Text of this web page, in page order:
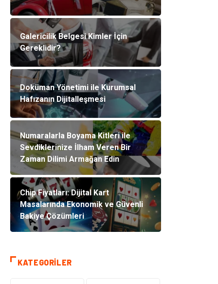
Galericilik Belgesi Kimler İçin
Gereklidir?
Doküman Yönetimi ile Kurumsal
Hafızanın Dijitalleşmesi
Numaralarla Boyama Kitleri ile
Sevdiklerinize İlham Veren Bir
Zaman Dilimi Armağan Edin
Chip Fiyatları: Dijital Kart
Masalarında Ekonomik ve Güvenli
Bakiye Çözümleri
KATEGORILER